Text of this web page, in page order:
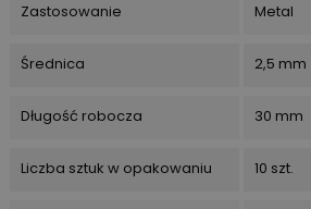
Zastosowanie Metal
Średnica 2,5 mm
Długość robocza 30 mm
Liczba sztuk w opakowaniu 10 szt.